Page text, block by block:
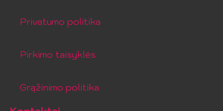
Privatumo politika
Pirkimo taisyklės
Grąžinimo politika